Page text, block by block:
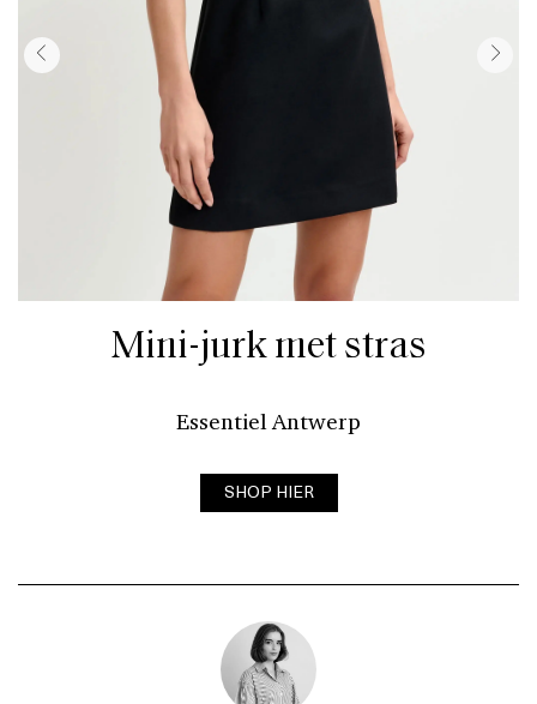
Mini-jurk met stras
Essentiel Antwerp
SHOP HIER